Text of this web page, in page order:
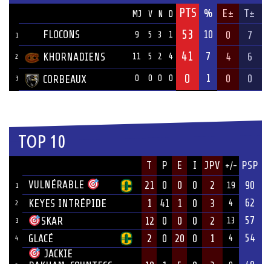
MJ V N D PTS % E± T±
1 FLOCONS 9 5 3 1 53 10 0 7
2 KHORNADIENS 11 5 2 4 41 7 4 6
3 CORBEAUX 0 0 0 0 0 1 0 0
TOP 10
T P E I JPV +/- PSP
1 VULNÉRABLE 21 0 0 0 2 19 90
2 KEYES INTRÉPIDE 1 41 1 0 3 4 62
3 SKAR 12 0 0 0 2 13 57
4 GLACÉ 2 0 20 0 1 4 54
JACKIE